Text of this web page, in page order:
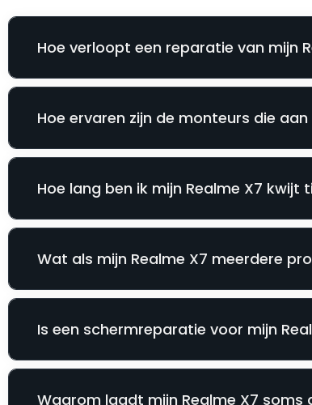
Hoe verloopt een reparatie van mijn
Hoe ervaren zijn de monteurs die
Hoe lang ben ik mijn Realme X7 kwijt
Wat als mijn Realme X7 meerdere
Is een schermreparatie voor mijn
Waarom laadt mijn Realme X7 soms